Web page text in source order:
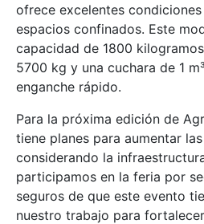
ofrece excelentes
espacios confinados. Este
capacidad de 1800
5700 kg y una cuchara de 1
enganche rápido.
Para la próxima edición de
tiene planes para aumentar
considerando la
participamos en la feria por
seguros de que este evento
nuestro trabajo para